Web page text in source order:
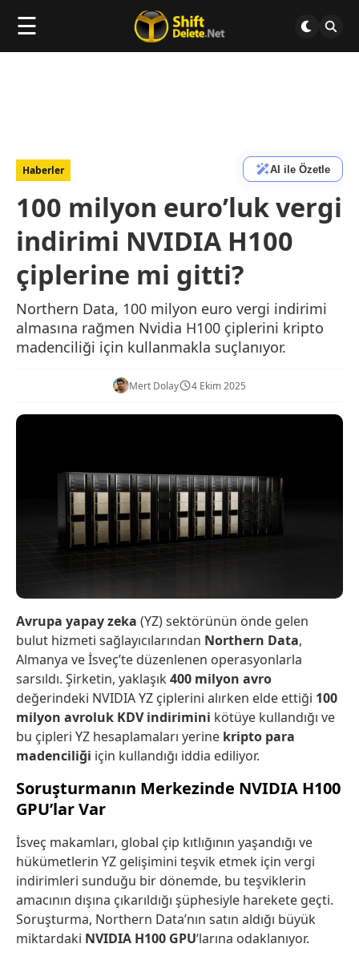
☰
Haberler AI ile Özetle
100 milyon euro’luk vergi
indirimi NVIDIA H100
çiplerine mi gitti?
Northern Data, 100 milyon euro vergi indirimi
almasına rağmen Nvidia H100 çiplerini kripto
madenciliği için kullanmakla suçlanıyor.
Mert Dolay 4 Ekim 2025
Avrupa yapay zeka (YZ) sektörünün önde gelen
bulut hizmeti sağlayıcılarından Northern Data,
Almanya ve İsveç’te düzenlenen operasyonlarla
sarsıldı. Şirketin, yaklaşık400 milyon avro
değerindeki NVIDIA YZ çiplerini alırken elde ettiği 100
milyon avroluk KDV indirimini kötüye kullandığı ve
bu çipleri YZ hesaplamaları yerine kripto para
madenciliği için kullandığı iddia ediliyor.
Soruşturmanın Merkezinde NVIDIA H100
GPU’lar Var
İsveç makamları, global çip kıtlığının yaşandığı ve
hükümetlerin YZ gelişimini teşvik etmek için vergi
indirimleri sunduğu bir dönemde, bu teşviklerin
amacının dışına çıkarıldığı şüphesiyle harekete geçti.
Soruşturma, Northern Data’nın satın aldığı büyük
miktardaki NVIDIA H100 GPU‘larına odaklanıyor.